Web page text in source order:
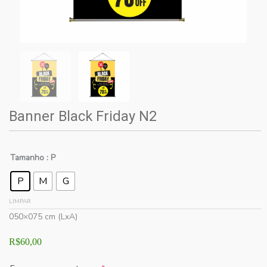
Banner Black Friday N2
Tamanho : P
P M G
LIMPAR
050×075 cm (LxA)
R$60,00